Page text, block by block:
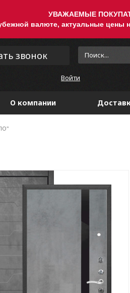
УВАЖАЕМЫЕ
валюте, актуальные цены
звонок
Войти
О компании